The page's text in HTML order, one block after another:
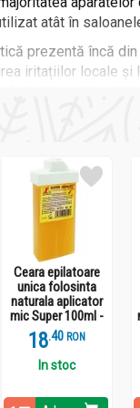
atât în
prezentă încă din
iritațiilor locale
utilizat de mii de
Ceara epilatoare
unica folosinta
naturala aplicator
mic Super 100ml -
DEPILET
18.4 RON
In stoc